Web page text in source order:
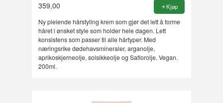
359,00 Kjøp
Ny pleiende hårstyling krem som gjør det lett å forme
håret i ønsket style som holder hele dagen. Lett
konsistens som passer til alle hårtyper. Med
næringsrike dødehavsmineraler, arganolje,
aprikoskjerneolje, solsikkeolje og Saflorolje. Vegan.
200ml.